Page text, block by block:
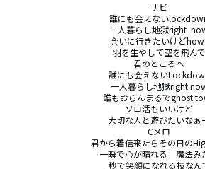
サビ
誰にも会えない
一人暮らし地獄right
会いに行きたいけど
羽を生やして空を飛んで
君のところへ
誰にも会えない
一人暮らし地獄right
誰もおらんまるでghost
ソロ活もいいけど
大切な人と遊びたいなぁ
Cメロ
君から着信来たらその日の
一瞬で心が晴れる　魔法み
秒で笑顔になれる技なん